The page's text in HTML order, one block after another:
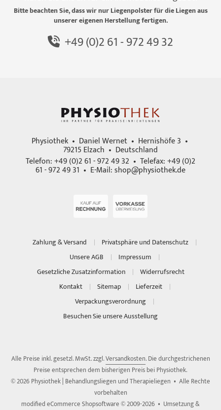
Bitte beachten Sie, dass wir nur Liegenpolster für die Liegen aus
unserer eigenen Herstellung fertigen.
+49 (0)2 61 - 972 49 32
Physiothek • Daniel Wernet • Hernishöfe 3 •
79215 Elzach • Deutschland
Telefon: +49 (0)2 61 - 972 49 32 • Telefax: +49 (0)2
61 - 972 49 31 • E-Mail:shop@physiothek.de
Zahlung & Versand
Privatsphäre und Datenschutz
Unsere AGB
Impressum
Gesetzliche Zusatzinformation
Widerrufsrecht
Kontakt
Sitemap
Lieferzeit
Verpackungsverordnung
Besuchen Sie unsere Ausstellung
Alle Preise inkl. gesetzl. MwSt. zzgl.Versandkosten. Die durchgestrichenen
Preise entsprechen dem bisherigen Preis bei Physiothek.
© 2026 Physiothek | Behandlungsliegen und Therapieliegen • Alle Rechte
vorbehalten
modified eCommerce Shopsoftware © 2009-2026 • Umsetzung &